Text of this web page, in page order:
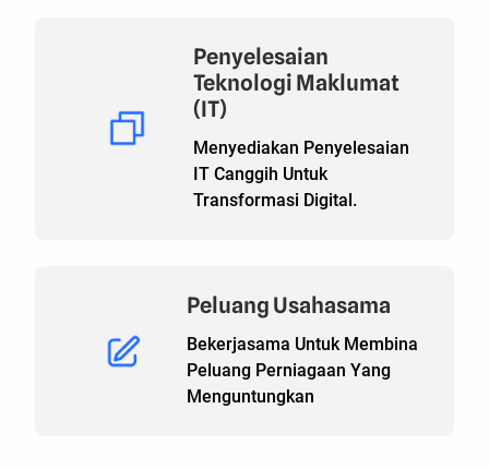
Penyelesaian
Teknologi Maklumat
(IT)
Menyediakan Penyelesaian
IT Canggih Untuk
Transformasi Digital.
Peluang Usahasama
Bekerjasama Untuk Membina
Peluang Perniagaan Yang
Menguntungkan